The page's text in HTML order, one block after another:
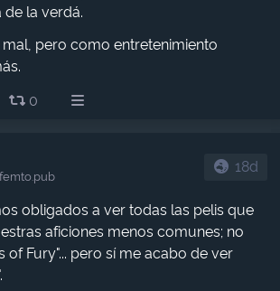
de la verdá.
pero como entretenimiento
0
18d
obligados a ver todas las pelis que
aficiones menos comunes; no
of Fury"... pero sí me acabo de ver